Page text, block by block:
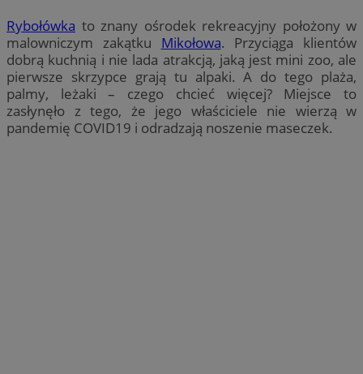
Rybołówka to znany ośrodek rekreacyjny położony w
malowniczym zakątku Mikołowa. Przyciąga klientów
dobrą kuchnią i nie lada atrakcją, jaką jest mini zoo, ale
pierwsze skrzypce grają tu alpaki. A do tego plaża,
palmy, leżaki – czego chcieć więcej? Miejsce to
zasłynęło z tego, że jego właściciele nie wierzą w
pandemię COVID19 i odradzają noszenie maseczek.